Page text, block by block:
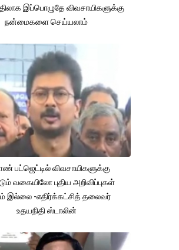
இப்பொழுதே விவசாயிகளுக்கு
நன்மைகளை செய்யலாம்
பட்ஜெட்டில் விவசாயிகளுக்கு
வகையிலோ புதிய அறிவிப்புகள்
இல்லை -எதிர்க்கட்சித் தலைவர்
உதயநிதி ஸ்டாலின்